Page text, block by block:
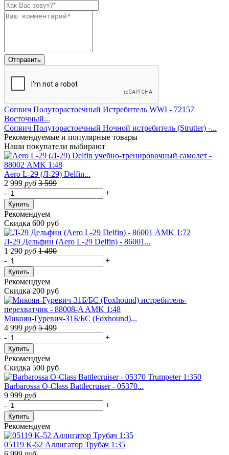
Сопвич Полуторастоечный Истребитель WWI - 72157
Восточный...
Сопвич Полуторастоечный Ночной истребитель (Strutter) -...
Рекомендуемые и популярные товары
Наши покупатели выбирают
Aero L-29 (Л-29) Delfin...
2 999 руб 3 599
-
+
Купить
Рекомендуем
Скидка 600 руб
Л-29 Дельфин (Aero L-29 Delfin) - 86001...
1 290 руб 1 490
-
+
Купить
Рекомендуем
Скидка 200 руб
Микоян-Гуревич-31Б/БС (Foxhound)...
4 999 руб 5 499
-
+
Купить
Рекомендуем
Скидка 500 руб
Barbarossa O-Class Battlecruiser - 05370...
9 999 руб
-
+
Купить
Рекомендуем
05119 K-52 Аллигатор Трубач 1:35